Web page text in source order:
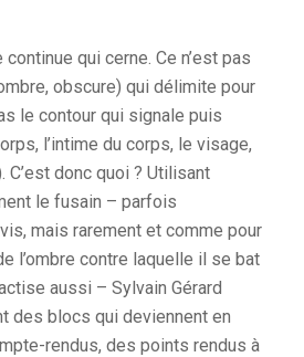
continue qui cerne. Ce n’est pas
obscure) qui délimite pour
le contour qui signale puis
l’intime du corps, le visage,
C’est donc quoi ? Utilisant
le fusain – parfois
mais rarement et comme pour
l’ombre contre laquelle il se bat
aussi – Sylvain Gérard
des blocs qui deviennent en
rendus, des points rendus à